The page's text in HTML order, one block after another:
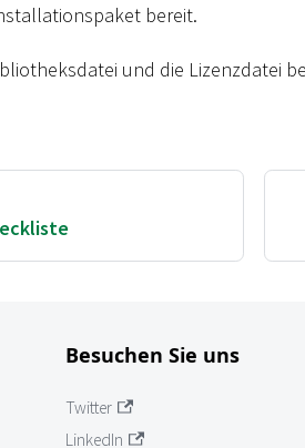
bereit.
und die Lizenzdatei
Besuchen Sie uns
Twitter
LinkedIn